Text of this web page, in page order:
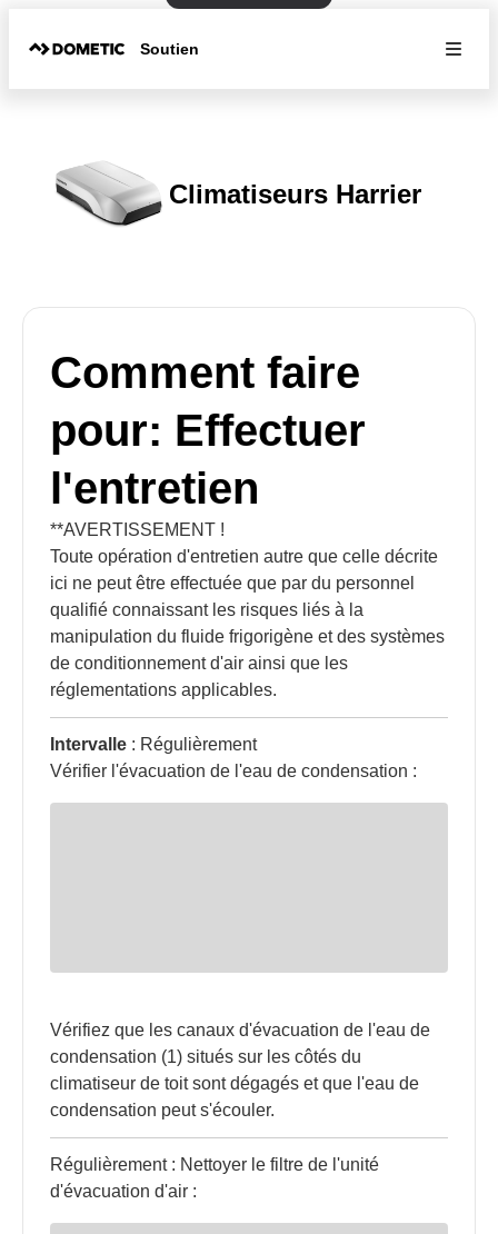
Soutien
Climatiseurs Harrier
Comment faire
pour: Effectuer
l'entretien
**AVERTISSEMENT !
Toute opération d'entretien autre que celle décrite
ici ne peut être effectuée que par du personnel
qualifié connaissant les risques liés à la
manipulation du fluide frigorigène et des systèmes
de conditionnement d'air ainsi que les
réglementations applicables.
Intervalle : Régulièrement
Vérifier l'évacuation de l'eau de condensation :
Vérifiez que les canaux d'évacuation de l'eau de
condensation (1) situés sur les côtés du
climatiseur de toit sont dégagés et que l'eau de
condensation peut s'écouler.
Régulièrement : Nettoyer le filtre de l'unité
d'évacuation d'air :